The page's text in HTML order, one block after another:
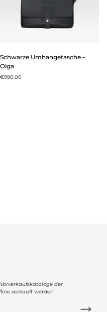
Umhängetasche
–
Olga
Schwarze Umhängetasche –
Olga
€990.00
der
verkauft werden.